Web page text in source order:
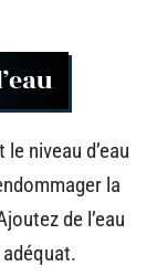
niveau d’eau
la
de l’eau